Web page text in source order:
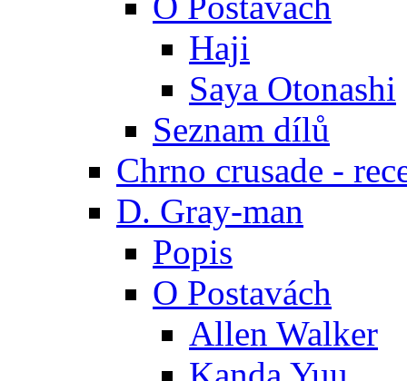
Haji
Saya Otonashi
Seznam dílů
Chrno crusade -
D. Gray-man
Popis
O Postavách
Allen Walker